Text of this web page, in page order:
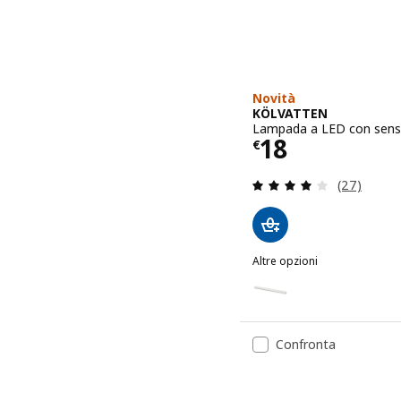
Novità
KÖLVATTEN
Lampada a LED con
€18
Prezzo € 18
(27)
Altre opzioni
Opzione: KÖLVATTEN,
Confronta